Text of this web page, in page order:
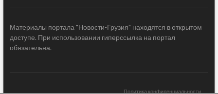
Материалы портала "Новости-Грузия" находятся в открытом
доступе. При использовании гиперссылка на портал
обязательна.
Политика конфиденциальности